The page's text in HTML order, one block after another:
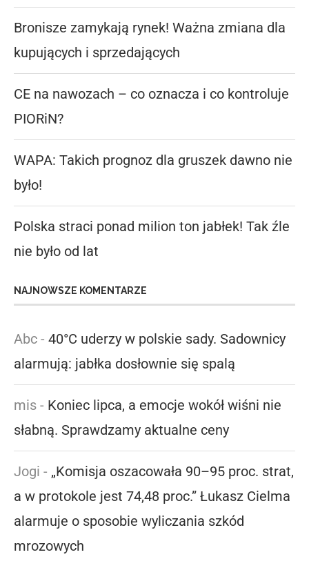
Bronisze zamykają rynek! Ważna zmiana dla
kupujących i sprzedających
CE na nawozach – co oznacza i co kontroluje
PIORiN?
WAPA: Takich prognoz dla gruszek dawno nie
było!
Polska straci ponad milion ton jabłek! Tak źle
nie było od lat
NAJNOWSZE KOMENTARZE
Abc - 40°C uderzy w polskie sady. Sadownicy
alarmują: jabłka dosłownie się spalą
mis - Koniec lipca, a emocje wokół wiśni nie
słabną. Sprawdzamy aktualne ceny
Jogi - „Komisja oszacowała 90–95 proc. strat,
a w protokole jest 74,48 proc.” Łukasz Cielma
alarmuje o sposobie wyliczania szkód
mrozowych